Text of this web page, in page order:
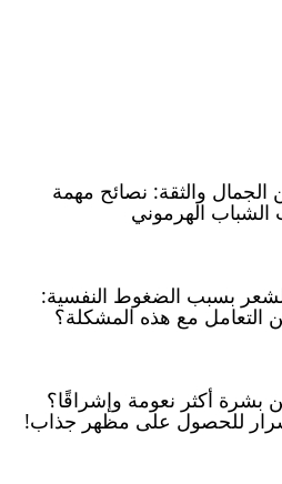
الجمال والثقة: نصائح مهمة
الشباب الهرموني
بسبب الضغوط النفسية:
التعامل مع هذه المشكلة؟
بشرة أكثر نعومة وإشراقًا؟